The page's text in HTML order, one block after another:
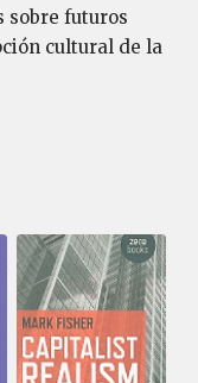
sobre futuros
cultural de la